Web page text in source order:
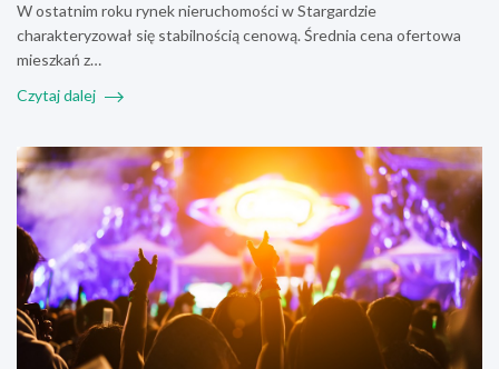
W ostatnim roku rynek nieruchomości w Stargardzie
charakteryzował się stabilnością cenową. Średnia cena ofertowa
mieszkań z…
Czytaj dalej